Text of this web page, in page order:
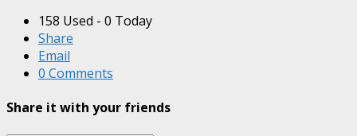
158 Used - 0 Today
Share
Email
0 Comments
Share it with your friends